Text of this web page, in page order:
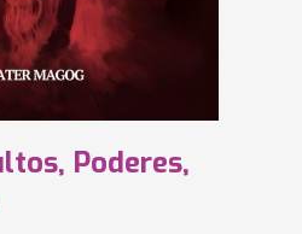
Poderes,